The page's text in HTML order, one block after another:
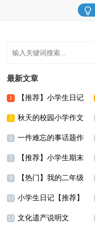
最新文章
1 【推荐】小学生日记
3 秋天的校园小学作文
5 一件难忘的事话题作
文
7 【推荐】小学生期末
评语
9 【热门】我的二年级
作文300字锦集10篇
11 小学生日记【推荐】
13 文化遗产说明文